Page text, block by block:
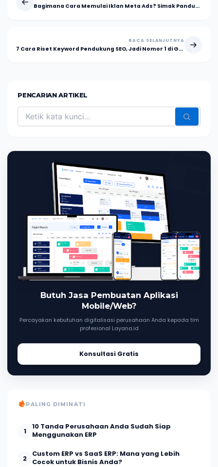
Bagimana Cara Memulai Iklan Meta Ads? Simak Panduannya
BACA SELANJUTNYA
7 Cara Riset Keyword Pendukung SEO, Jadi Nomor 1 di Google
PENCARIAN ARTIKEL
Butuh Jasa Pembuatan Aplikasi
Mobile/Web?
Percayakan kebutuhan digitalisasi perusahaan Anda kepada tim
profesional Layana.id
Konsultasi Gratis
PALING DIMINATI
1
10 Tanda Perusahaan Anda Sudah Siap
Menggunakan ERP
2
Custom ERP vs SaaS ERP: Mana yang Lebih
Cocok untuk Bisnis Anda?